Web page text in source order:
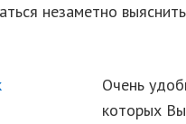
незаметно
Очень
которых